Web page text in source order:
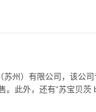
苏州）有限公司，该公
此外，还有“苏宝贝茨